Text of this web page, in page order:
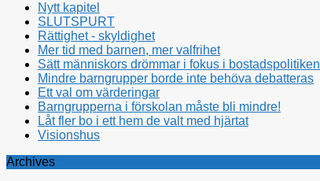
Nytt kapitel
SLUTSPURT
Rättighet - skyldighet
Mer tid med barnen, mer valfrihet
Sätt människors drömmar i fokus i bostadspolitiken
Mindre barngrupper borde inte behöva debatteras
Ett val om värderingar
Barngrupperna i förskolan måste bli mindre!
Låt fler bo i ett hem de valt med hjärtat
Visionshus
Archives